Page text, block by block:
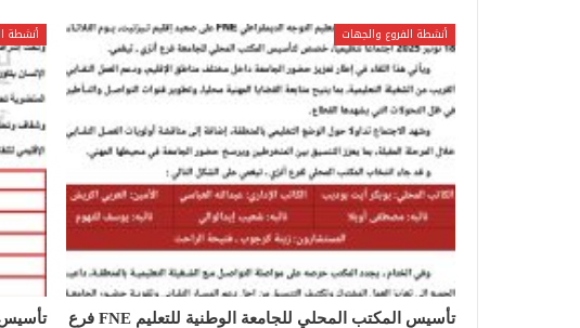
أنشطة الفروع والجهات
تأسيس المكتب المحلي للجامعة الوطنية للتعليم FNE فرع
أنشطة